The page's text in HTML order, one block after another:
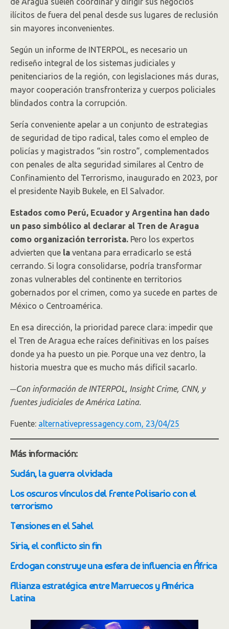
ilícitos de fuera del penal desde sus lugares de reclusión
sin mayores inconvenientes.
Según un informe de INTERPOL, es necesario un
rediseño integral de los sistemas judiciales y
penitenciarios de la región, con legislaciones más duras,
mayor cooperación transfronteriza y cuerpos policiales
blindados contra la corrupción.
Sería conveniente apelar a un conjunto de estrategias
de seguridad de tipo radical, tales como el empleo de
policías y magistrados “sin rostro”, complementados
con penales de alta seguridad similares al Centro de
Confinamiento del Terrorismo, inaugurado en 2023, por
el presidente Nayib Bukele, en El Salvador.
Estados como Perú, Ecuador y Argentina han dado
un paso simbólico al declarar al Tren de Aragua
como organización terrorista. Pero los expertos
advierten que la ventana para erradicarlo se está
cerrando. Si logra consolidarse, podría transformar
zonas vulnerables del continente en territorios
gobernados por el crimen, como ya sucede en partes de
México o Centroamérica.
En esa dirección, la prioridad parece clara: impedir que
el Tren de Aragua eche raíces definitivas en los países
donde ya ha puesto un pie. Porque una vez dentro, la
historia muestra que es mucho más difícil sacarlo.
─Con información de INTERPOL, Insight Crime, CNN, y
fuentes judiciales de América Latina.
Fuente: alternativepressagency.com, 23/04/25
Más información:
Sudán, la guerra olvidada
Los oscuros vínculos del Frente Polisario con el
terrorismo
Tensiones en el Sahel
Siria, el conflicto sin fin
Erdogan construye una esfera de influencia en África
Alianza estratégica entre Marruecos y América
Latina